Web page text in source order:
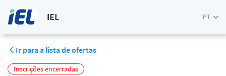
IEL PT
Ir para a lista de ofertas
Inscrições encerradas